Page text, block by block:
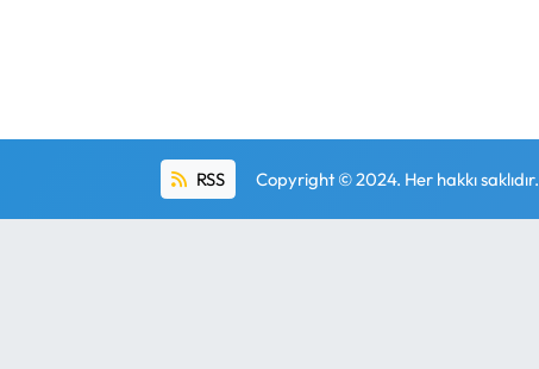
RSS Copyright © 2024. Her hakkı saklıdır.